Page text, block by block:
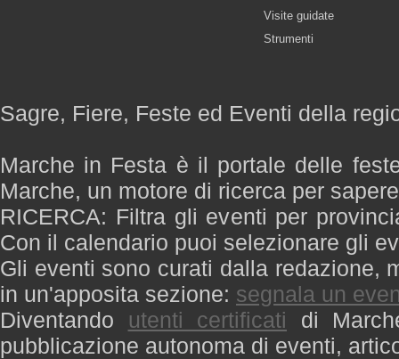
Visite guidate
Strumenti
Sagre, Fiere, Feste ed Eventi della
Marche in Festa è il portale delle
Marche, un motore di ricerca per
RICERCA: Filtra gli eventi per
Con il calendario puoi selezionare gli
Gli eventi sono curati dalla redazione,
in un'apposita sezione: segnala un
Diventando utenti certificati di
pubblicazione autonoma di eventi,